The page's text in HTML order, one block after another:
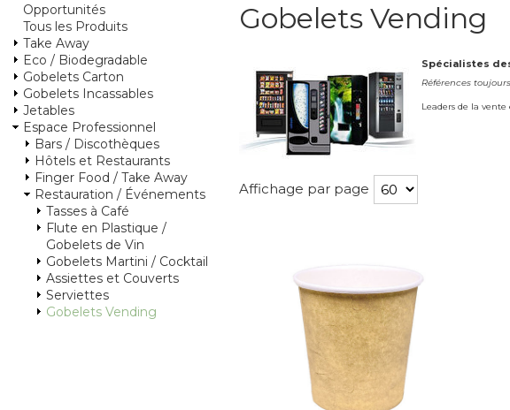
Opportunités
Tous les Produits
Take Away
Eco / Biodegradable
Gobelets Carton
Gobelets Incassables
Jetables
Espace Professionnel
Bars / Discothèques
Hôtels et Restaurants
Finger Food / Take Away
Restauration / Événements
Tasses à Café
Flute en Plastique /
Gobelets de Vin
Gobelets Martini / Cocktail
Assiettes et Couverts
Serviettes
Gobelets Vending
Gobelets Vending
Spécialistes
Références
Leaders de la
Affichage par page